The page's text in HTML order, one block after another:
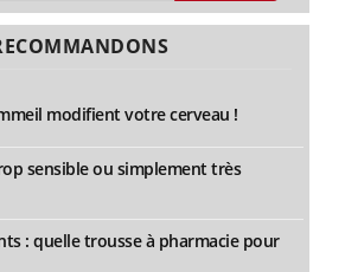
modifient votre cerveau !
sensible ou simplement très
: quelle trousse à pharmacie pour